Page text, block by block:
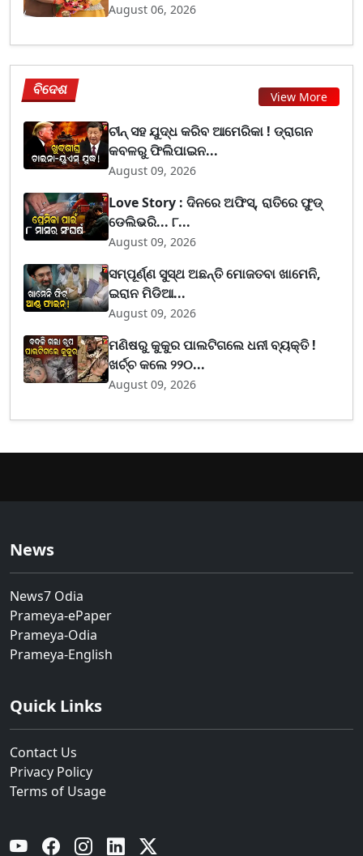
August 06, 2026
ବିଦେଶ View More
ଚୀନ୍ ସହ ଯୁଦ୍ଧ କରିବ ଆମେରିକା ! ଡ୍ରାଗନ
କବଳରୁ ଫିଲିପାଇନ...
August 09, 2026
Love Story : ଦିନରେ ଅଫିସ୍, ରାତିରେ ଫୁଡ୍
ଡେଲିଭରି... ୮...
August 09, 2026
ସମ୍ପୂର୍ଣ୍ଣ ସୁସ୍ଥ ଅଛନ୍ତି ମୋଜତବା ଖାମେନି,
ଇରାନ ମିଡିଆ...
August 09, 2026
ମଣିଷରୁ କୁକୁର ପାଲଟିଗଲେ ଧନୀ ବ୍ୟକ୍ତି !
ଖର୍ଚ୍ଚ କଲେ ୨୨୦...
August 09, 2026
News
News7 Odia
Prameya-ePaper
Prameya-Odia
Prameya-English
Quick Links
Contact Us
Privacy Policy
Terms of Usage
YouTube Facebook Instagram Linkedin